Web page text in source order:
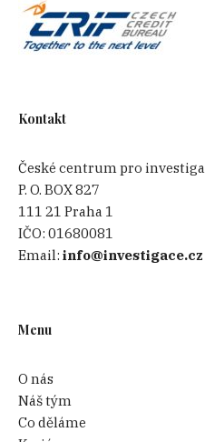
Kontakt
České centrum pro
P. O. BOX 827
111 21 Praha 1
IČO:01680081
Email:info@investigace.cz
Menu
O nás
Náš tým
Co děláme